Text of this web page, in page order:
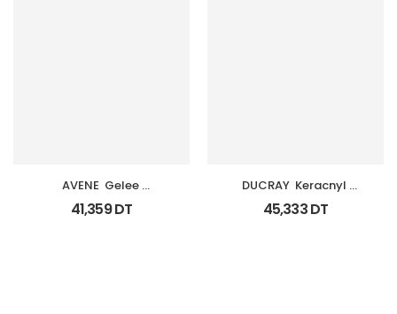
AVENE  Gelee
Gommante Douceur
Visage
41,359DT
DUCRAY  Keracnyl
Glycolic+
45,333DT